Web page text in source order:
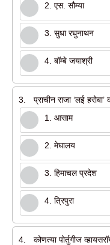
2. एस. सौम्या
3. सुधा रघुनाथन
4. बॉम्बे जयाश्री
3.
प्राचीन राजा ‘लई
1. आसाम
2. मेघालय
3. हिमाचल प्रदेश
4. त्रिपुरा
4.
कोणत्या पोर्तुगीज